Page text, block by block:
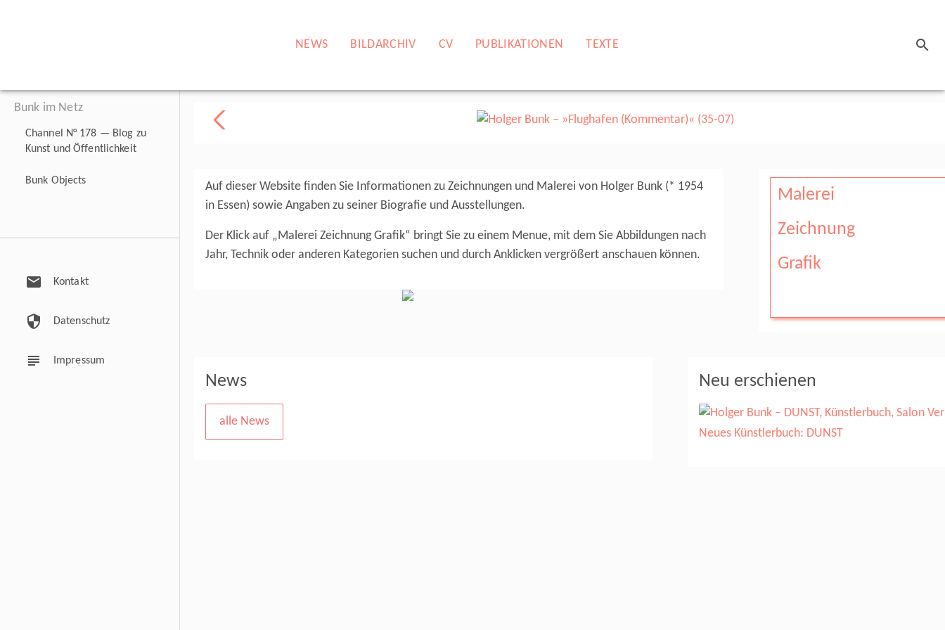
NEWS BILDARCHIV CV PUBLIKATIONEN TEXTE search
Bunk im Netz
Channel N° 178 — Blog zu
Kunst und Öffentlichkeit
Bunk Objects
mail Kontakt
security Datenschutz
subject Impressum
Auf dieser Website finden Sie Informationen zu Zeichnungen und Malerei von Holger Bunk (* 1954
in Essen) sowie Angaben zu seiner Biografie und Ausstellungen.
Der Klick auf „Malerei Zeichnung Grafik“ bringt Sie zu einem Menue, mit dem Sie Abbildungen nach
Jahr, Technik oder anderen Kategorien suchen und durch Anklicken vergrößert anschauen können.
Malerei
Zeichnung
Grafik
News
alle News
Neu erschienen
Neues Künstlerbuch: DUNST